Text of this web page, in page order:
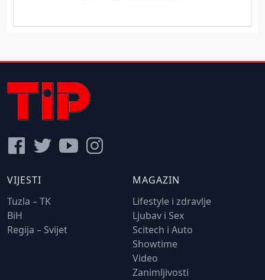
VIJESTI
Tuzla – TK
BiH
Regija – Svijet
MAGAZIN
Lifestyle i zdravlje
Ljubav i Sex
Scitech i Auto
Showtime
Video
Zanimljivosti